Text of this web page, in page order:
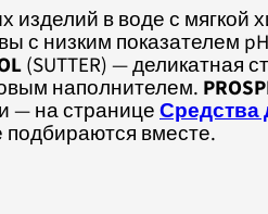
изделий в воде с
низким показателем
(SUTTER) — деликатная
наполнителем.
— на страницеСредства
вместе.